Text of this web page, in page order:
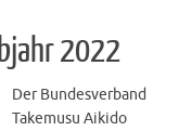
2022
Der Bundesverband
Takemusu Aikido